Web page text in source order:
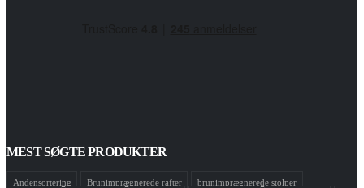
MEST SØGTE PRODUKTER
Andensortering Brunimprægnerede rafter
brunimprægnerede stolper